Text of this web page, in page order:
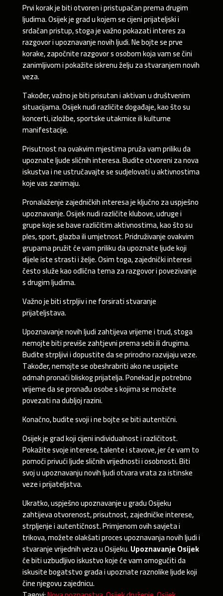
Prvi korak je biti otvoren i pristupačan prema drugim
ljudima. Osijek je grad u kojem se cijeni prijateljski i
srdačan pristup, stoga je važno pokazati interes za
razgovor i upoznavanje novih ljudi. Ne bojte se prve
korake, započnite razgovor s osobom koja vam se čini
zanimljivom i pokažite iskrenu želju za stvaranjem novih
veza.
Također, važno je biti prisutan i aktivan u društvenim
situacijama. Osijek nudi različite događaje, kao što su
koncerti, izložbe, sportske utakmice ili kulturne
manifestacije.
Prisutnost na ovakvim mjestima pruža vam priliku da
upoznate ljude sličnih interesa. Budite otvoreni za nova
iskustva i ne ustručavajte se sudjelovati u aktivnostima
koje vas zanimaju.
Pronalaženje zajedničkih interesa je ključno za uspješno
upoznavanje. Osijek nudi različite klubove, udruge i
grupe koje se bave različitim aktivnostima, kao što su
ples, sport, glazba ili umjetnost. Pridruživanje ovakvim
grupama pružit će vam priliku da upoznate ljude koji
dijele iste strasti i želje. Osim toga, zajednički interesi
često služe kao odlična tema za razgovor i povezivanje
s drugim ljudima.
Važno je biti strpljiv i ne forsirati stvaranje
prijateljstava.
Upoznavanje novih ljudi zahtijeva vrijeme i trud, stoga
nemojte biti previše zahtjevni prema sebi ili drugima.
Budite strpljivi i dopustite da se prirodno razvijaju veze.
Također, nemojte se obeshrabriti ako ne uspijete
odmah pronaći bliskog prijatelja. Ponekad je potrebno
vrijeme da se pronađu osobe s kojima se možete
povezati na dubljoj razini.
Konačno, budite svoji i ne bojte se biti autentični.
Osijek je grad koji cijeni individualnost i različitost.
Pokažite svoje interese, talente i stavove, jer će vam to
pomoći privući ljude sličnih vrijednosti i osobnosti. Biti
svoj u upoznavanju novih ljudi otvara vrata za istinske
veze i prijateljstva.
Ukratko, uspješno upoznavanje u gradu Osijeku
zahtijeva otvorenost, prisutnost, zajedničke interese,
strpljenje i autentičnost. Primjenom ovih savjeta i
trikova, možete olakšati proces upoznavanja novih ljudi i
stvaranje vrijednih veza u Osijeku.Upoznavanje Osijek
će biti uzbudljivo iskustvo koje će vam omogućiti da
iskusite bogatstvo grada i upoznate raznolike ljude koji
čine njegovu zajednicu.